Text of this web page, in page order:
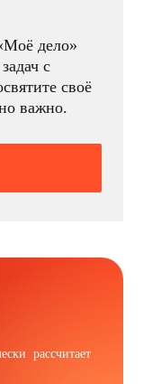
дело»
с
своё
важно.
рассчитает